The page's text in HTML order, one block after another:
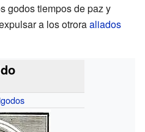
godos tiempos de paz y
a los otroraaliados